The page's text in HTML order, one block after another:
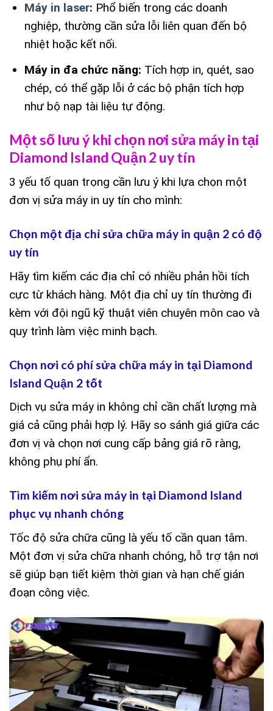
Máy in laser: Phổ biến trong các doanh
nghiệp, thường cần sửa lỗi liên quan đến bộ
nhiệt hoặc kết nối.
Máy in đa chức năng: Tích hợp in, quét, sao
chép, có thể gặp lỗi ở các bộ phận tích hợp
như bộ nạp tài liệu tự động.
Một số lưu ý khi chọn nơi sửa máy in tại
Diamond Island Quận 2 uy tín
3 yếu tố quan trọng cần lưu ý khi lựa chọn một
đơn vị sửa máy in uy tín cho mình:
Chọn một địa chỉ sửa chữa máy in quận 2 có độ
uy tín
Hãy tìm kiếm các địa chỉ có nhiều phản hồi tích
cực từ khách hàng. Một địa chỉ uy tín thường đi
kèm với đội ngũ kỹ thuật viên chuyên môn cao và
quy trình làm việc minh bạch.
Chọn nơi có phí sửa chữa máy in tại Diamond
Island Quận 2 tốt
Dịch vụ sửa máy in không chỉ cần chất lượng mà
giá cả cũng phải hợp lý. Hãy so sánh giá giữa các
đơn vị và chọn nơi cung cấp bảng giá rõ ràng,
không phụ phí ẩn.
Tìm kiếm nơi sửa máy in tại Diamond Island
phục vụ nhanh chóng
Tốc độ sửa chữa cũng là yếu tố cần quan tâm.
Một đơn vị sửa chữa nhanh chóng, hỗ trợ tận nơi
sẽ giúp bạn tiết kiệm thời gian và hạn chế gián
đoạn công việc.